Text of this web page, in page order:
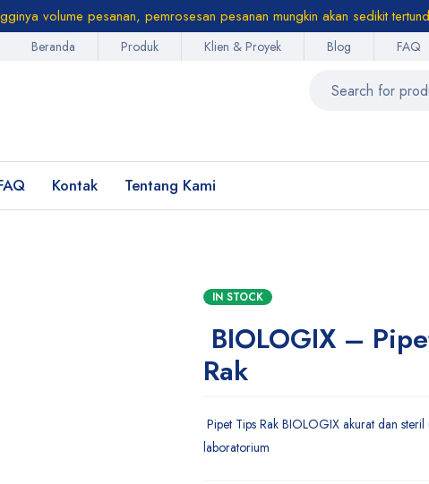
volume pesanan, pemrosesan pesanan mungkin akan sedikit
Beranda Produk Klien & Proyek Blog FAQ
Kontak Tentang Kami
IN STOCK
BIOLOGIX –
Rak
Pipet Tips Rak BIOLOGIX akurat dan steril
laboratorium